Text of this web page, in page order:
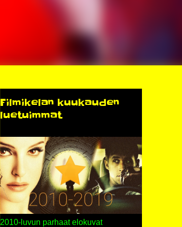
Filmikelan kuukauden
luetuimmat
2010-luvun parhaat elokuvat